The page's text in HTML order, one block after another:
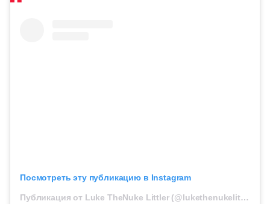
Посмотреть эту публикацию в Instagram
Публикация от Luke TheNuke Littler (@lukethenukelittler)